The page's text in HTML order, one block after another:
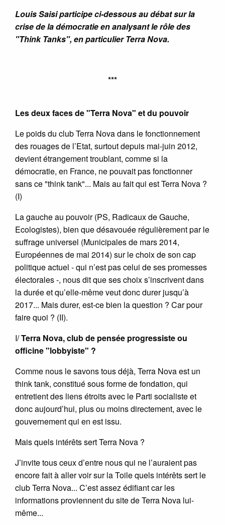
Louis Saisi participe ci-dessous au débat sur la
crise de la démocratie en analysant le rôle des
"Think Tanks", en particulier Terra Nova.
***
Les deux faces de "Terra Nova" et du pouvoir
Le poids du club Terra Nova dans le fonctionnement
des rouages de l’Etat, surtout depuis mai-juin 2012,
devient étrangement troublant, comme si la
démocratie, en France, ne pouvait pas fonctionner
sans ce "think tank"... Mais au fait qui est Terra Nova ?
(I)
La gauche au pouvoir (PS, Radicaux de Gauche,
Ecologistes), bien que désavouée régulièrement par le
suffrage universel (Municipales de mars 2014,
Européennes de mai 2014) sur le choix de son cap
politique actuel - qui n’est pas celui de ses promesses
électorales -, nous dit que ses choix s’inscrivent dans
la durée et qu’elle-même veut donc durer jusqu’à
2017... Mais durer, est-ce bien la question ? Car pour
faire quoi ? (II).
I/Terra Nova, club de pensée progressiste ou
officine "lobbyiste" ?
Comme nous le savons tous déjà, Terra Nova est un
think tank, constitué sous forme de fondation, qui
entretient des liens étroits avec le Parti socialiste et
donc aujourd’hui, plus ou moins directement, avec le
gouvernement qui en est issu.
Mais quels intérêts sert Terra Nova ?
J’invite tous ceux d’entre nous qui ne l’auraient pas
encore fait à aller voir sur la Toile quels intérêts sert le
club Terra Nova... C’est assez édifiant car les
informations proviennent du site de Terra Nova lui-
même...